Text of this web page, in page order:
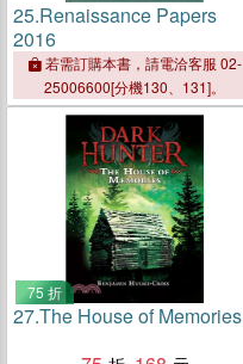
25.Renaissance Papers
2016
若需訂購本書，請電洽客服 02-
25006600[分機130、131]。
75 折
27.The House of Memories